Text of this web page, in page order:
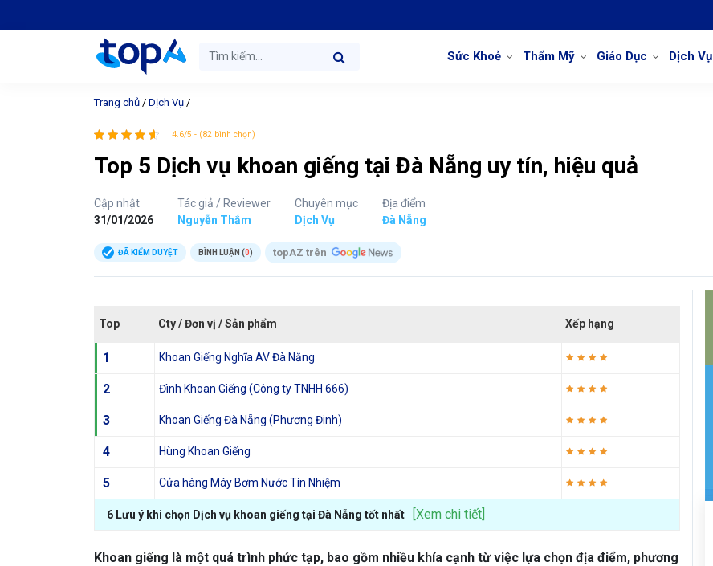
Sức Khoẻ Thẩm Mỹ Giáo Dục Dịch Vụ
Trang chủ / Dịch Vụ /
4.6/5 - (82 bình chọn)
Top 5 Dịch vụ khoan giếng tại Đà Nẵng uy tín, hiệu quả
Cập nhật
31/01/2026
Tác giả / Reviewer
Nguyễn Thắm
Chuyên mục
Dịch Vụ
Địa điểm
Đà Nẵng
ĐÃ KIỂM DUYỆT BÌNH LUẬN (0) topAZ trên
Top Cty / Đơn vị / Sản phẩm Xếp hạng
1 Khoan Giếng Nghĩa AV Đà Nẵng
2 Đình Khoan Giếng (Công ty TNHH 666)
3 Khoan Giếng Đà Nẵng (Phương Đinh)
4 Hùng Khoan Giếng
5 Cửa hàng Máy Bơm Nước Tín Nhiệm
6 Lưu ý khi chọn Dịch vụ khoan giếng tại Đà Nẵng tốt nhất [Xem chi tiết]
Khoan giếng là một quá trình phức tạp, bao gồm nhiều khía cạnh từ việc lựa chọn địa điểm, phương